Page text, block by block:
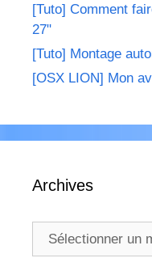
[Tuto] Comment
27"
[Tuto] Montage
[OSX LION] Mon
Archives
Archives